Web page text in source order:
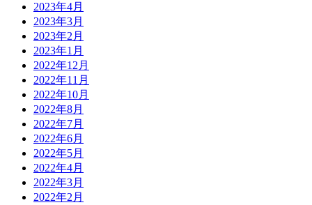
2023年4月
2023年3月
2023年2月
2023年1月
2022年12月
2022年11月
2022年10月
2022年8月
2022年7月
2022年6月
2022年5月
2022年4月
2022年3月
2022年2月